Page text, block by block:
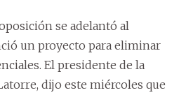
se adelantó al
un proyecto para eliminar
El presidente de la
dijo este miércoles que